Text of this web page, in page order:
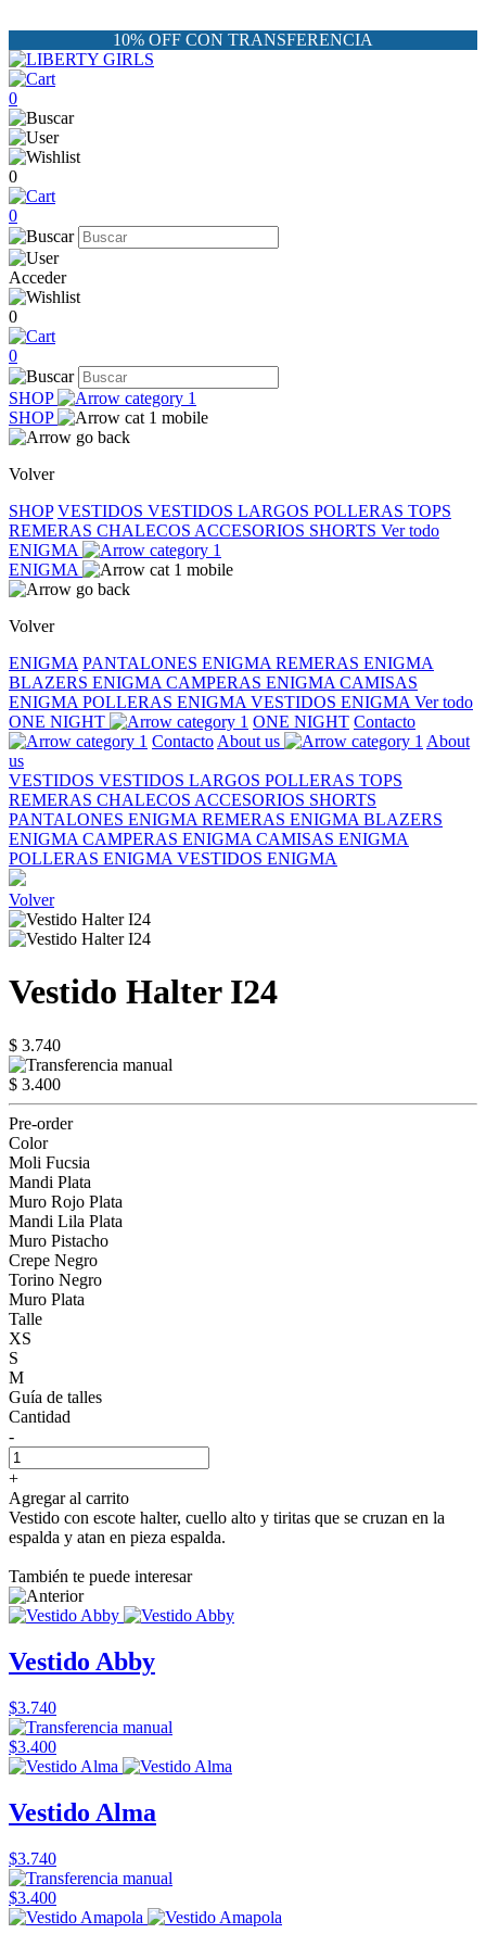
10% OFF CON TRANSFERENCIA
0
0
0
Acceder
0
0
SHOP
SHOP
Volver
SHOP VESTIDOS VESTIDOS LARGOS POLLERAS TOPS
REMERAS CHALECOS ACCESORIOS SHORTS Ver todo
ENIGMA
ENIGMA
Volver
ENIGMA PANTALONES ENIGMA REMERAS ENIGMA
BLAZERS ENIGMA CAMPERAS ENIGMA CAMISAS
ENIGMA POLLERAS ENIGMA VESTIDOS ENIGMA Ver todo
ONE NIGHT
ONE NIGHT Contacto
Contacto About us
About
us
VESTIDOS VESTIDOS LARGOS POLLERAS TOPS
REMERAS CHALECOS ACCESORIOS SHORTS
PANTALONES ENIGMA REMERAS ENIGMA BLAZERS
ENIGMA CAMPERAS ENIGMA CAMISAS ENIGMA
POLLERAS ENIGMA VESTIDOS ENIGMA
Volver
Vestido Halter I24
$ 3.740
$ 3.400
Pre-order
Color
Moli Fucsia
Mandi Plata
Muro Rojo Plata
Mandi Lila Plata
Muro Pistacho
Crepe Negro
Torino Negro
Muro Plata
Talle
XS
S
M
Guía de talles
Cantidad
-
+
Agregar al carrito
Vestido con escote halter, cuello alto y tiritas que se cruzan en la
espalda y atan en pieza espalda.
También te puede interesar
Vestido Abby
$3.740
$3.400
Vestido Alma
$3.740
$3.400